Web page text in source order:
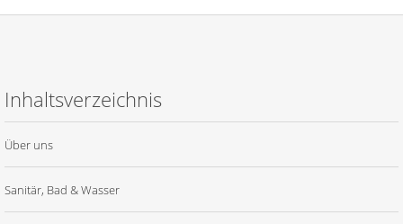
Inhaltsverzeichnis
Über uns
Sanitär, Bad & Wasser